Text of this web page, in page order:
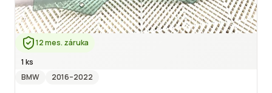
12 mes. záruka
1 ks
BMW
2016–2022